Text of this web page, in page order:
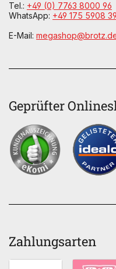
Tel.: +49 (0) 7763 8000 96
WhatsApp: +49 175 5908
E-Mail:
Geprüfter
Zahlungsarten